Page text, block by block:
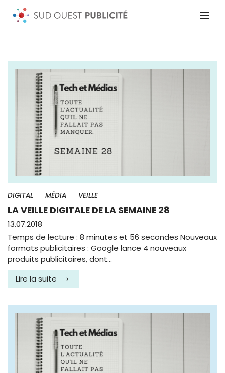
DIGITAL MÉDIA VEILLE
LA VEILLE DIGITALE DE LA SEMAINE 28
13.07.2018
Temps de lecture : 8 minutes et 56 secondes Nouveaux
formats publicitaires : Google lance 4 nouveaux
produits publicitaires, dont…
Lire la suite